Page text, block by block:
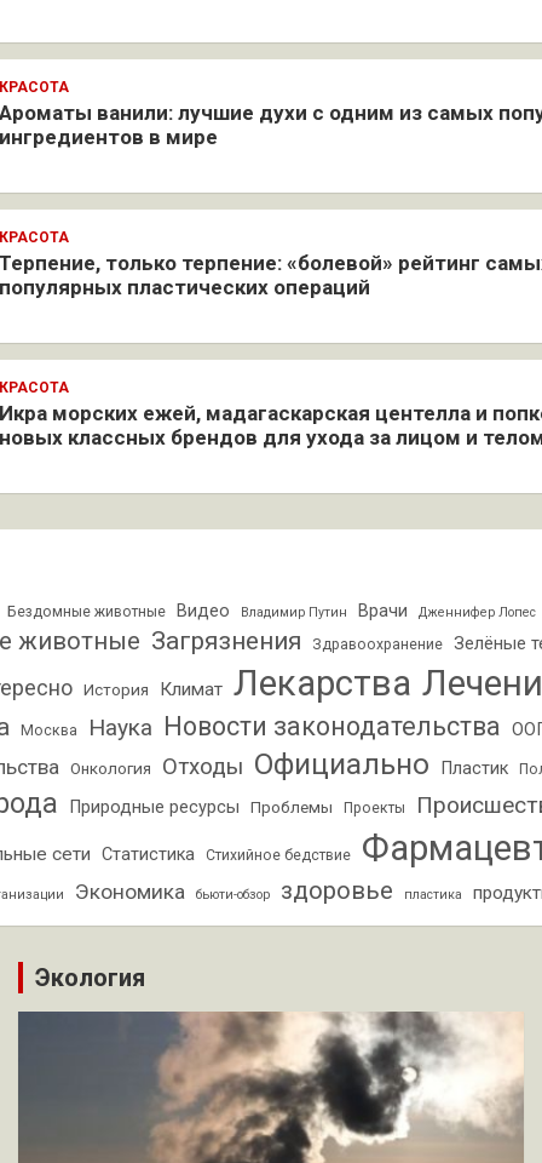
КРАСОТА
Ароматы ванили: лучшие духи с одним из самых
ингредиентов в мире
КРАСОТА
Терпение, только терпение: «болевой» рейтинг
популярных пластических операций
КРАСОТА
Икра морских ежей, мадагаскарская центелла и
новых классных брендов для ухода за лицом и
Бездомные животные Видео Владимир Путин Врачи Дженнифер Лопес
животные Загрязнения Здравоохранение Зелёные
История Климат Лекарства
Москва Наука Новости законодательства
Онкология Отходы Официально Пластик
Природные ресурсы Проблемы Проекты
сети Статистика Стихийное бедствие
Экономика бьюти-обзор здоровье пластика
Экология